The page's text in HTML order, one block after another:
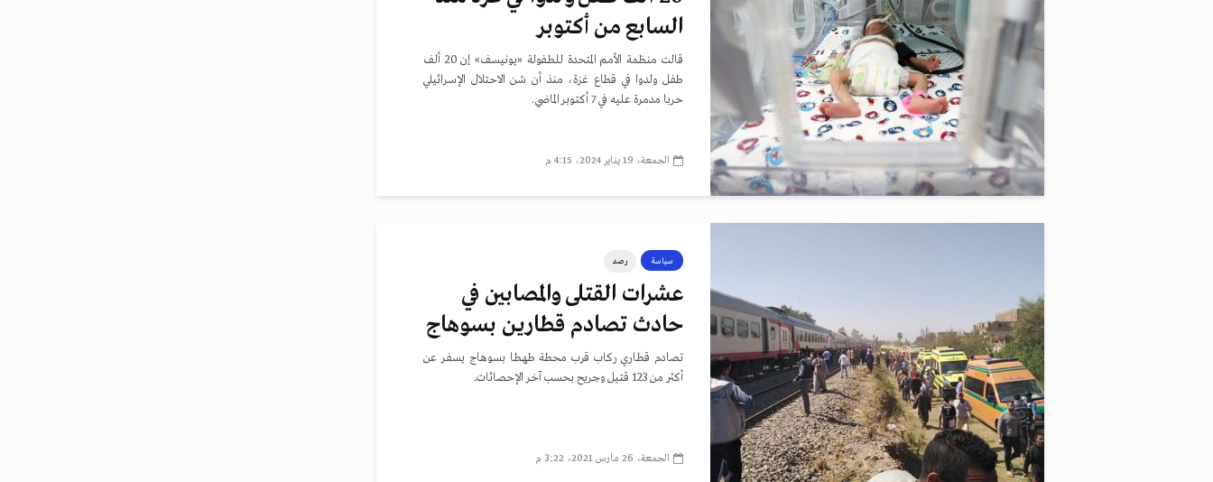
السابع من أكتوبر
قالت منظمة الأمم المتحدة للطفولة «يونيسف» إن 20 ألف
طفل ولدوا في قطاع غزة، منذ أن شن الاحتلال الإسرائيلي
حربا مدمرة عليه في 7 أكتوبر الماضي.
الجمعة، 19 يناير 2024، 4:15 م
سياسة رصد
عشرات القتلى والمصابين في
حادث تصادم قطارين بسوهاج
تصادم قطاري ركاب قرب محطة طهطا بسوهاج يسفر عن
أكثر من 123 قتيل وجريح بحسب آخر الإحصائات.
الجمعة، 26 مارس 2021، 3:22 م